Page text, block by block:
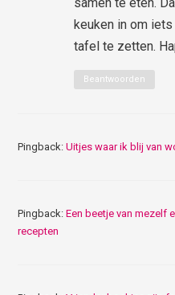
keuken in om
tafel te zetten.
Beantwoorden
Pingback:Uitjes waar ik blij van
Pingback:Een beetje van mezelf
recepten